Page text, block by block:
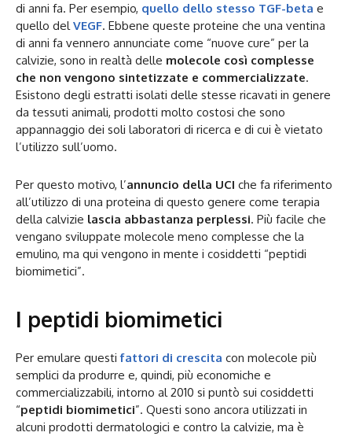
di anni fa. Per esempio, quello dello stesso TGF-beta e
quello delVEGF. Ebbene queste proteine che una ventina
di anni fa vennero annunciate come “nuove cure” per la
calvizie, sono in realtà delle molecole così complesse
che non vengono sintetizzate e commercializzate.
Esistono degli estratti isolati delle stesse ricavati in genere
da tessuti animali, prodotti molto costosi che sono
appannaggio dei soli laboratori di ricerca e di cui è vietato
l’utilizzo sull’uomo.
Per questo motivo, l’annuncio della UCI che fa riferimento
all’utilizzo di una proteina di questo genere come terapia
della calvizie lascia abbastanza perplessi. Più facile che
vengano sviluppate molecole meno complesse che la
emulino, ma qui vengono in mente i cosiddetti “peptidi
biomimetici”.
I peptidi biomimetici
Per emulare questifattori di crescita con molecole più
semplici da produrre e, quindi, più economiche e
commercializzabili, intorno al 2010 si puntò sui cosiddetti
“peptidi biomimetici”. Questi sono ancora utilizzati in
alcuni prodotti dermatologici e contro la calvizie, ma è